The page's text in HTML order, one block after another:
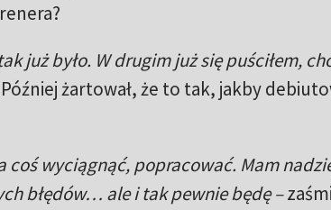
już było. W drugim już się puściłem,
żartował, że to tak, jakby
coś wyciągnąć, popracować. Mam
błędów… ale i tak pewnie będę –